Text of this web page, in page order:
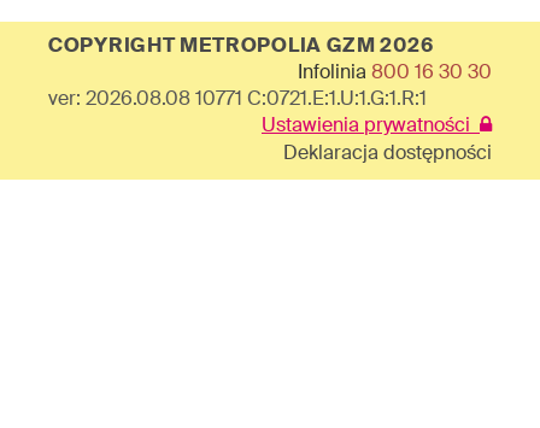
COPYRIGHT METROPOLIA GZM 2026
Infolinia 800 16 30 30
ver: 2026.08.08 10771 C:0721.E:1.U:1.G:1.R:1
Ustawienia prywatności
Deklaracja dostępności